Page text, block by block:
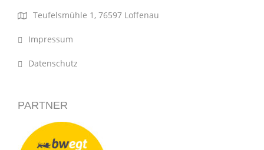
Teufelsmühle 1, 76597 Loffenau
Impressum
Datenschutz
PARTNER